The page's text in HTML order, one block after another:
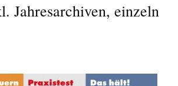
Jahresarchiven, einzeln